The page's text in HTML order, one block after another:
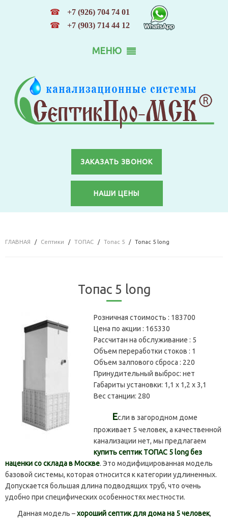
☎ +7 (926) 704 74 01
☎ +7 (903) 714 44 12
МЕНЮ
ЗАКАЗАТЬ ЗВОНОК
НАШИ ЦЕНЫ
ГЛАВНАЯ Септики ТОПАС Топас 5 Топас 5 long
Топас 5 long
Розничная стоимость : 183700
Цена по акции : 165330
Рассчитан на обслуживание : 5
Объем переработки стоков : 1
Объем залпового сброса : 220
Принудительный выброс: нет
Габариты установки: 1,1 х 1,2 х 3,1
Вес станции: 280
Если в загородном доме
проживает 5 человек, а качественной
канализации нет, мы предлагаем
купить септик ТОПАС 5 long без
наценки со склада в Москве. Это модифицированная модель
базовой системы, которая относится к категории удлиненных.
Допускается большая длина подводящих труб, что очень
удобно при специфических особенностях местности.
Данная модель –хороший септик для дома на 5 человек,